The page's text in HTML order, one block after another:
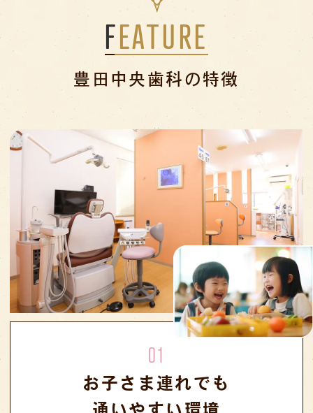
FEATURE
豊田中央歯科の特徴
01
お子さま連れでも
通いやすい環境